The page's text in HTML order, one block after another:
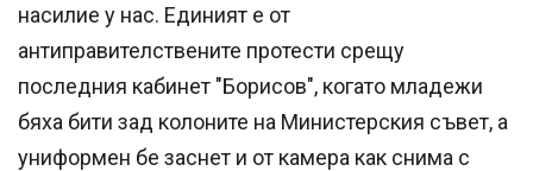
насилие у нас. Единият е от
антиправителствените протести срещу
последния кабинет "Борисов", когато младежи
бяха бити зад колоните на Министерския съвет, а
униформен бе заснет и от камера как снима с